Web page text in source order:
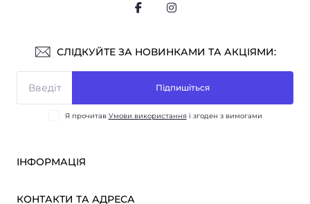
СЛІДКУЙТЕ ЗА НОВИНКАМИ ТА АКЦІЯМИ:
Підпишіться
Я прочитав Умови використання і згоден з вимогами
ІНФОРМАЦІЯ
КОНТАКТИ ТА АДРЕСА